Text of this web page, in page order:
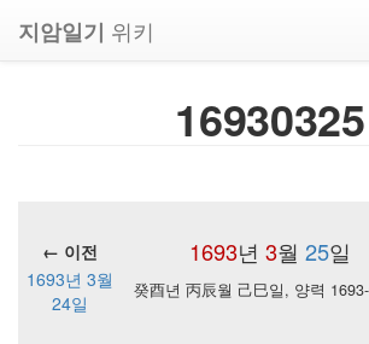
지암일기 위키
16930325
1693년 3월 25일
← 이전
1693년 3월
24일
癸酉년 丙辰월 己巳일, 양력